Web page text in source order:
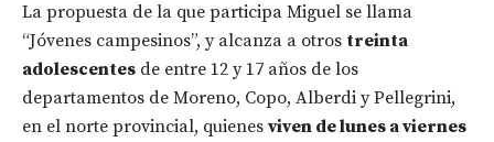
La propuesta de la que participa Miguel se llama
“Jóvenes campesinos”, y alcanza a otros treinta
adolescentes de entre 12 y 17 años de los
departamentos de Moreno, Copo, Alberdi y Pellegrini,
en el norte provincial, quienes viven de lunes a viernes